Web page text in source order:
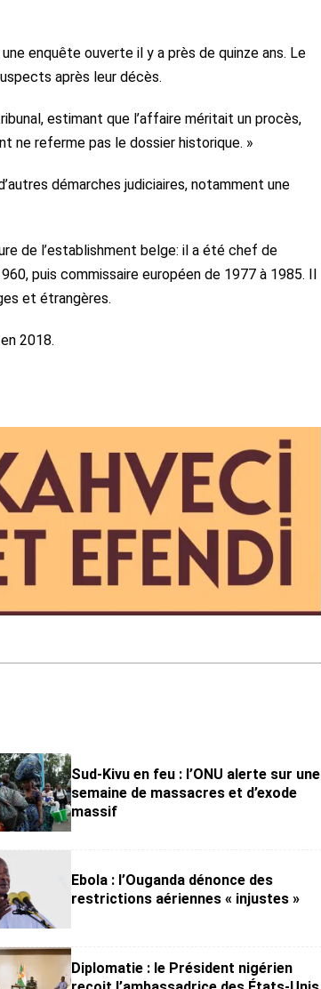
enquête ouverte il y a près de quinze ans. Le
après leur décès.
estimant que l’affaire méritait un procès,
ne referme pas le dossier historique. »
démarches judiciaires, notamment une
de l’establishment belge: il a été chef de
puis commissaire européen de 1977 à 1985. Il
et étrangères.
2018.
Sud-Kivu en feu : l’ONU alerte sur une
semaine de massacres et d’exode
massif
Ebola : l’Ouganda dénonce des
restrictions aériennes « injustes »
Diplomatie : le Président nigérien